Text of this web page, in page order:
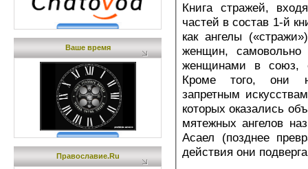
Ваше время
Православие.Ru
Книга стражей,
частей в состав 1-й
как ангелы
женщин,
женщинами в союз,
Кроме того, они
запретным
которых оказались
мятежных ангелов
Асаел (позднее
действия они